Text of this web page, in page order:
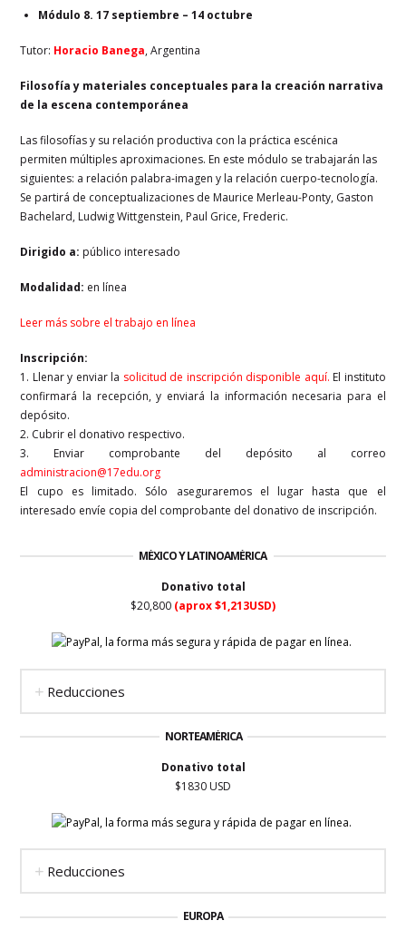
Módulo 8. 17 septiembre – 14 octubre
Tutor: Horacio Banega, Argentina
Filosofía y materiales conceptuales para la creación narrativa
de la escena contemporánea
Las filosofías y su relación productiva con la práctica escénica
permiten múltiples aproximaciones. En este módulo se trabajarán las
siguientes: a relación palabra-imagen y la relación cuerpo-tecnología.
Se partirá de conceptualizaciones de Maurice Merleau-Ponty, Gaston
Bachelard, Ludwig Wittgenstein, Paul Grice, Frederic.
Dirigido a: público interesado
Modalidad: en línea
Leer más sobre el trabajo en línea
Inscripción:
1. Llenar y enviar la solicitud de inscripción disponible aquí. El instituto
confirmará la recepción, y enviará la información necesaria para el
depósito.
2. Cubrir el donativo respectivo.
3. Enviar comprobante del depósito al correo
administracion@17edu.org
El cupo es limitado. Sólo aseguraremos el lugar hasta que el
interesado envíe copia del comprobante del donativo de inscripción.
MÉXICO Y LATINOAMÉRICA
Donativo total
$20,800 (aprox $1,213USD)
Reducciones
NORTEAMÉRICA
Donativo total
$1830 USD
Reducciones
EUROPA